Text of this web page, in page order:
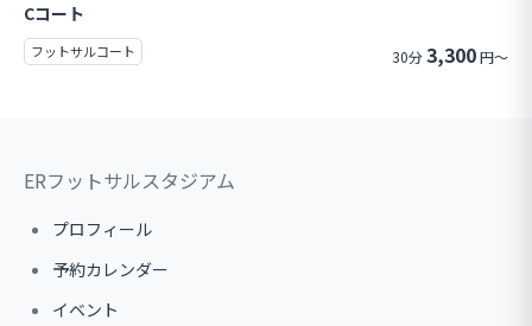
Cコート
フットサルコート 30分3,300円～
ERフットサルスタジアム
プロフィール
予約カレンダー
イベント